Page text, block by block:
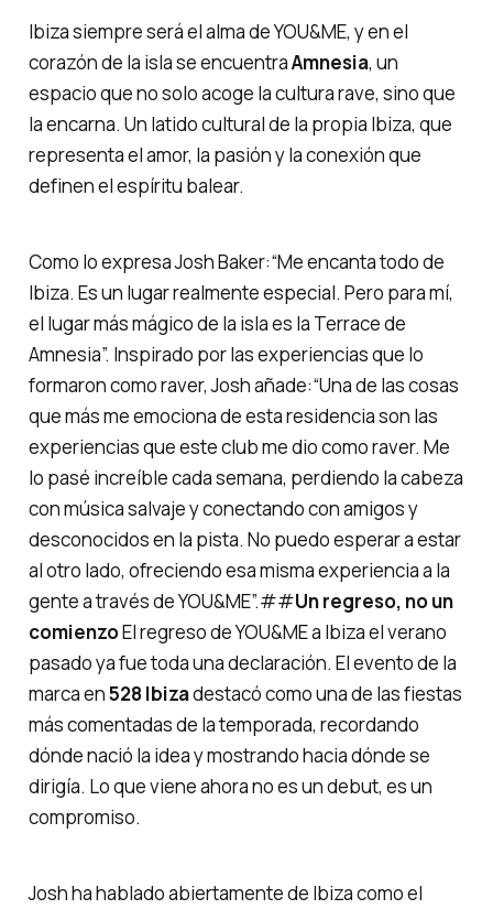
Ibiza siempre será el alma de YOU&ME, y en el
corazón de la isla se encuentraAmnesia, un
espacio que no solo acoge la cultura rave, sino que
la encarna. Un latido cultural de la propia Ibiza, que
representa el amor, la pasión y la conexión que
definen el espíritu balear.
Como lo expresa Josh Baker:“Me encanta todo de
Ibiza. Es un lugar realmente especial. Pero para mí,
el lugar más mágico de la isla es la Terrace de
Amnesia”. Inspirado por las experiencias que lo
formaron como raver, Josh añade:“Una de las cosas
que más me emociona de esta residencia son las
experiencias que este club me dio como raver. Me
lo pasé increíble cada semana, perdiendo la cabeza
con música salvaje y conectando con amigos y
desconocidos en la pista. No puedo esperar a estar
al otro lado, ofreciendo esa misma experiencia a la
gente a través de YOU&ME”.##Un regreso, no un
comienzoEl regreso de YOU&ME a Ibiza el verano
pasado ya fue toda una declaración. El evento de la
marca en528 Ibizadestacó como una de las fiestas
más comentadas de la temporada, recordando
dónde nació la idea y mostrando hacia dónde se
dirigía. Lo que viene ahora no es un debut, es un
compromiso.
Josh ha hablado abiertamente de Ibiza como el